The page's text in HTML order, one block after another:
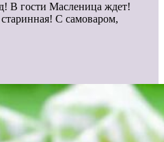
В гости Масленица ждет!
С самоваром,